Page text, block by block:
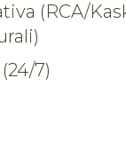
(RCA/
7)